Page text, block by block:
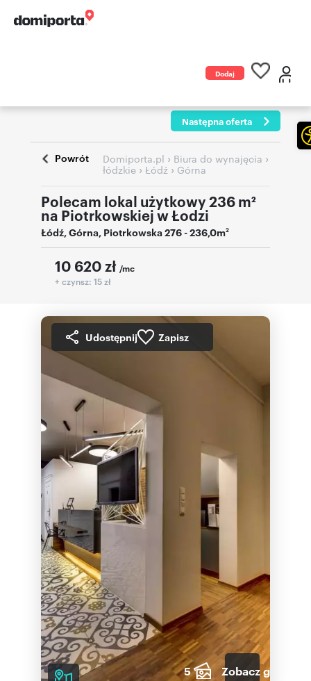
Dodaj
Następna oferta
Powrót Domiporta.pl › Biura do wynajęcia ›
łódzkie › Łódź › Górna
Polecam lokal użytkowy 236 m²
na Piotrkowskiej w Łodzi
Łódź,Górna, Piotrkowska 276- 236,0m2
10 620 zł /mc
+ czynsz: 15 zł
Udostępnij Zapisz
5 Zobacz galerię